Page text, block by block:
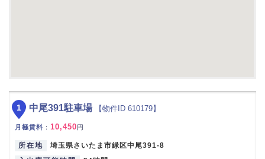
中尾391駐車場 【物件ID 610179】
月極賃料 ： 10,450円
所在地
埼玉県さいたま市緑区中尾391-8
1